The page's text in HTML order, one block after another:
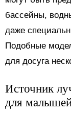
бассейны,
даже
Подобные
для досуга
Источник
для